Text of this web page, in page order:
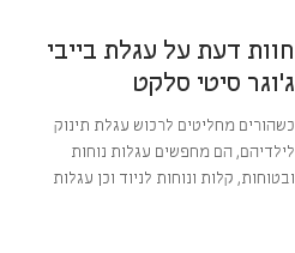
חוות דעת על עגלת בייבי
ג'וגר סיטי סלקט
כשהורים מחליטים לרכוש עגלת תינוק
לילדיהם, הם מחפשים עגלות נוחות
ובטוחות, קלות ונוחות לניוד וכן עגלות